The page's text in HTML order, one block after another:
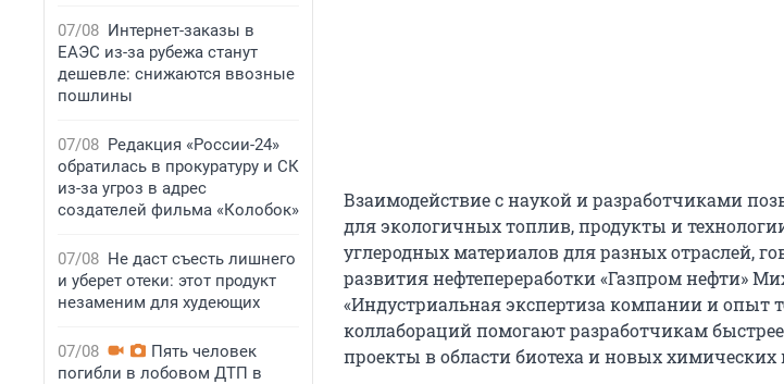
07/08 Интернет-заказы в
ЕАЭС из-за рубежа станут
дешевле: снижаются ввозные
пошлины
07/08 Редакция «России-24»
обратилась в прокуратуру и СК
из-за угроз в адрес
создателей фильма «Колобок»
07/08 Не даст съесть лишнего
и уберет отеки: этот продукт
незаменим для худеющих
07/08
Пять человек
погибли в лобовом ДТП в
Взаимодействие с наукой и разработчиками
для экологичных топлив, продукты и
углеродных материалов для разных отраслей,
развития нефтепереработки «Газпром нефти»
«Индустриальная экспертиза компании и опыт
коллабораций помогают разработчикам
проекты в области биотеха и новых химических